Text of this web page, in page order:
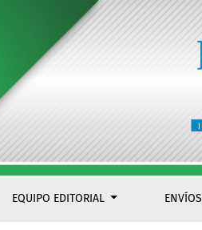
hipertensión arterial primaria
EQUIPO EDITORIAL ENVÍOS